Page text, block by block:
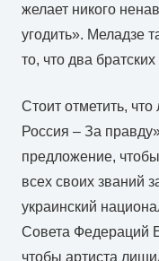
желает никого
угодить». Меладзе
то, что два
Стоит отметить,
Россия – За
предложение,
всех своих званий
украинский
Совета Федераций
чтобы артиста